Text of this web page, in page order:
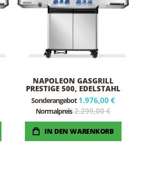
NAPOLEON GASGRILL
PRESTIGE 500, EDELSTAHL
Sonderangebot 1.976,00 €
Normalpreis 2.299,00 €
IN DEN WARENKORB